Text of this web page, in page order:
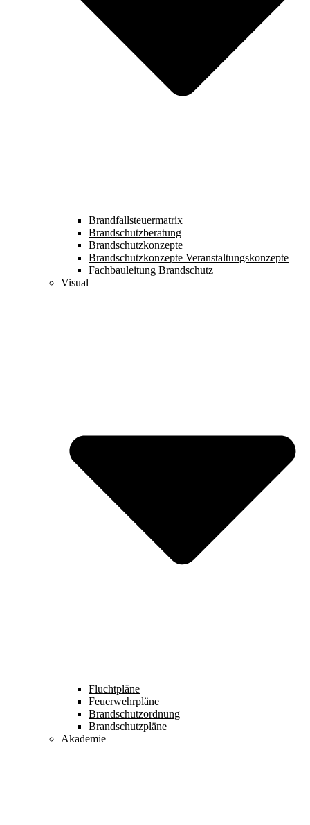
Brandfallsteuermatrix
Brandschutzberatung
Brandschutzkonzepte
Brandschutzkonzepte Veranstaltungskonzepte
Fachbauleitung Brandschutz
Visual
Fluchtpläne
Feuerwehrpläne
Brandschutzordnung
Brandschutzpläne
Akademie